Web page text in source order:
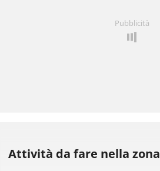
Pubblicità
Attività da fare nella zona